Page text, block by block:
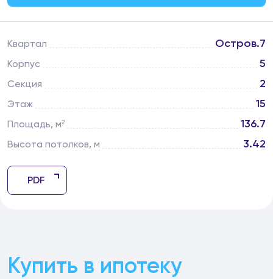
Квартал Остров.7
Корпус 5
Секция 2
Этаж 15
Площадь, м² 136.7
Высота потолков, м 3.42
PDF
Купить в ипотеку